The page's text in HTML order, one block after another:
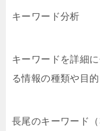
キーワード分析
キーワードを詳細
る情報の種類や目
長尾のキーワード